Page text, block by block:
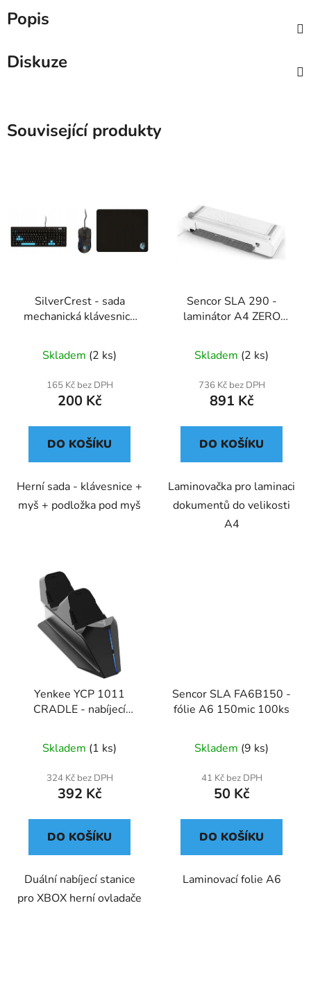
Popis
Diskuze
Související produkty
SilverCrest - sada
mechanická klávesnice
Skladem (2 ks)
165 Kč bez DPH
200 Kč
DO KOŠÍKU
Herní sada - klávesnice +
myš + podložka pod myš
Sencor SLA 290 -
laminátor A4 ZERO
Skladem (2 ks)
736 Kč bez DPH
891 Kč
DO KOŠÍKU
Laminovačka pro laminaci
dokumentů do velikosti
A4
Yenkee YCP 1011
CRADLE - nabíjecí
ovladače
Skladem (1 ks)
324 Kč bez DPH
392 Kč
DO KOŠÍKU
Duální nabíjecí stanice
pro XBOX herní ovladače
Sencor SLA FA6B150 -
fólie A6 150mic 100ks
Skladem (9 ks)
41 Kč bez DPH
50 Kč
DO KOŠÍKU
Laminovací folie A6